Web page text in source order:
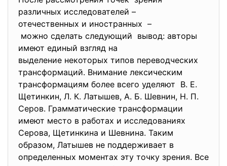
различных исследователей –
отечественных и иностранных –
можно сделать следующий вывод: авторы
имеют единый взгляд на
выделение некоторых типов переводческих
трансформаций. Внимание лексическим
трансформациям более всего уделяют В. Е.
Щетинкин, Л. К. Латышев, А. Б. Шевнин, Н. П.
Серов. Грамматические трансформации
имеют место в работах и исследованиях
Серова, Щетинкина и Шевнина. Таким
образом, Латышев не поддерживает в
определенных моментах эту точку зрения. Все